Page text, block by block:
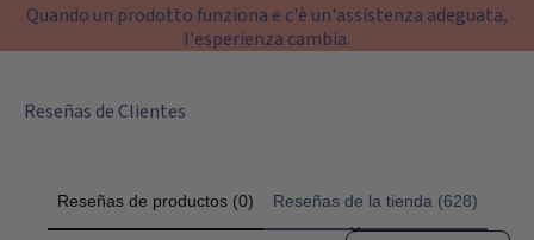
Quando un prodotto funziona e c'è un'assistenza adeguata,
l'esperienza cambia.
Reseñas de Clientes
Reseñas de productos (0) Reseñas de la tienda (628)